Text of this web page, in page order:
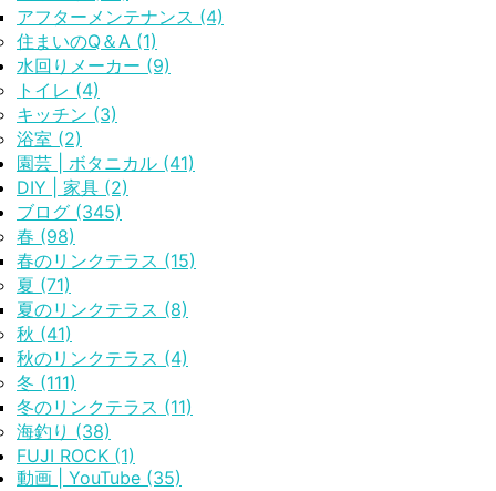
アフターメンテナンス (4)
住まいのQ＆A (1)
水回りメーカー (9)
トイレ (4)
キッチン (3)
浴室 (2)
園芸 | ボタニカル (41)
DIY | 家具 (2)
ブログ (345)
春 (98)
春のリンクテラス (15)
夏 (71)
夏のリンクテラス (8)
秋 (41)
秋のリンクテラス (4)
冬 (111)
冬のリンクテラス (11)
海釣り (38)
FUJI ROCK (1)
動画 | YouTube (35)